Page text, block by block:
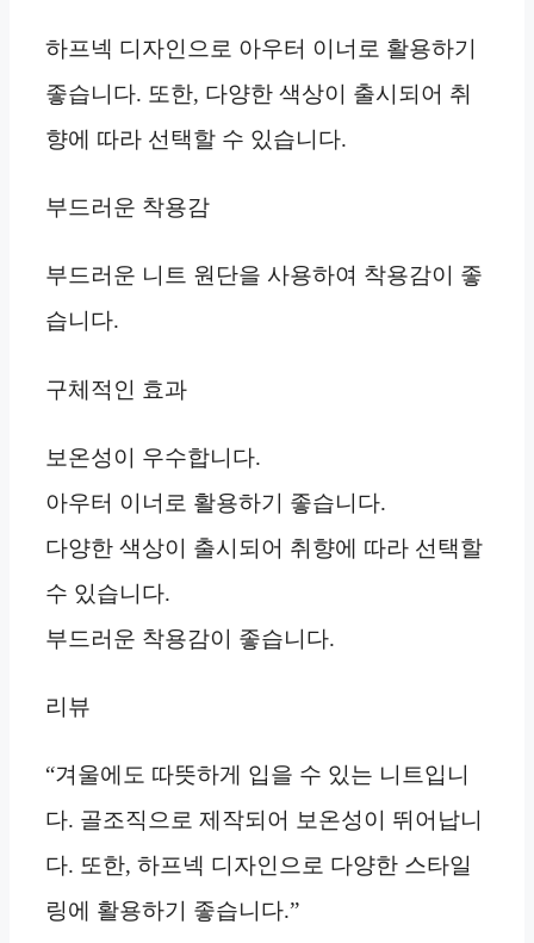
하프넥 디자인으로 아우터 이너로 활용하기
좋습니다. 또한, 다양한 색상이 출시되어 취
향에 따라 선택할 수 있습니다.
부드러운 착용감
부드러운 니트 원단을 사용하여 착용감이 좋
습니다.
구체적인 효과
보온성이 우수합니다.
아우터 이너로 활용하기 좋습니다.
다양한 색상이 출시되어 취향에 따라 선택할
수 있습니다.
부드러운 착용감이 좋습니다.
리뷰
“겨울에도 따뜻하게 입을 수 있는 니트입니
다. 골조직으로 제작되어 보온성이 뛰어납니
다. 또한, 하프넥 디자인으로 다양한 스타일
링에 활용하기 좋습니다.”